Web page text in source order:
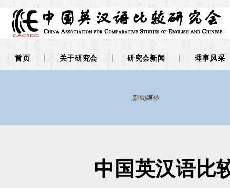
首页 关于研究会 研究会新闻 理事风采
中国英汉语比